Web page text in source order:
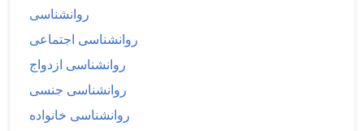
روانشناسی
روانشناسی اجتماعی
روانشناسی ازدواج
روانشناسی جنسی
روانشناسی خانواده